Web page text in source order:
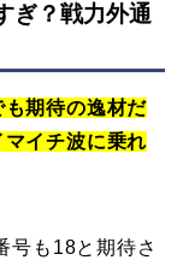
ぎ？戦力外通
期待の逸材だ
イチ波に乗れ
号も18と期待さ